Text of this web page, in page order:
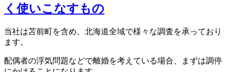
く使いこなすもの
当社は苫前町を含め、北海道全域で様々な調査を承っており
ます。
配偶者の浮気問題などで離婚を考えている場合、
まずは調停